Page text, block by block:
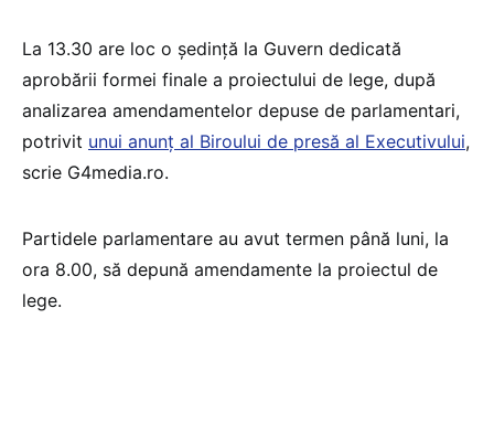
La 13.30 are loc o ședință la Guvern dedicată
aprobării formei finale a proiectului de lege, după
analizarea amendamentelor depuse de parlamentari,
potrivit unui anunț al Biroului de presă al Executivului,
scrie G4media.ro.
Partidele parlamentare au avut termen până luni, la
ora 8.00, să depună amendamente la proiectul de
lege.